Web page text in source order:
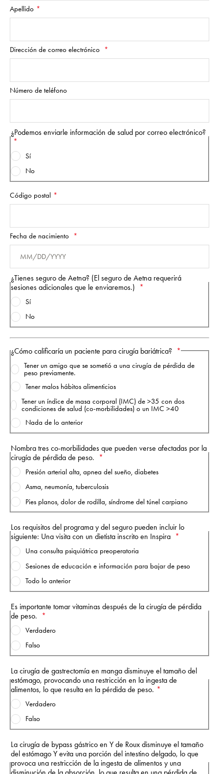
Apellido
Dirección de correo electrónico
Número de teléfono
¿Podemos enviarle información de salud por correo electrónico?
Sí
No
Código postal
Fecha de nacimiento
¿Tienes seguro de Aetna? (El seguro de Aetna requerirá
sesiones adicionales que le enviaremos.)
Sí
No
¿Cómo calificaría un paciente para cirugía bariátrica?
Tener un amigo que se sometió a una cirugía de pérdida de
peso previamente.
Tener malos hábitos alimenticios
Tener un índice de masa corporal (IMC) de >35 con dos
condiciones de salud (co-morbilidades) o un IMC >40
Nada de lo anterior
Nombra tres co-morbilidades que pueden verse afectadas por la
cirugía de pérdida de peso.
Presión arterial alta, apnea del sueño, diabetes
Asma, neumonía, tuberculosis
Pies planos, dolor de rodilla, síndrome del túnel carpiano
Los requisitos del programa y del seguro pueden incluir lo
siguiente: Una visita con un dietista inscrito en Inspira
Una consulta psiquiátrica preoperatoria
Sesiones de educación e información para bajar de peso
Todo lo anterior
Es importante tomar vitaminas después de la cirugía de pérdida
de peso.
Verdadero
Falso
La cirugía de gastrectomía en manga disminuye el tamaño del
estómago, provocando una restricción en la ingesta de
alimentos, lo que resulta en la pérdida de peso.
Verdadero
Falso
La cirugía de bypass gástrico en Y de Roux disminuye el tamaño
del estómago Y evita una porción del intestino delgado, lo que
provoca una restricción de la ingesta de alimentos y una